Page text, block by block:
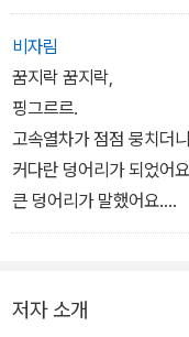
크레파스 친구들이 제멋
비자림
꿈지락 꿈지락,
핑그르르.
고속열차가 점점 뭉치더
커다란 덩어리가 되었어
큰 덩어리가 말했어요.
'부서져도 문제없어! 난
저자 소개